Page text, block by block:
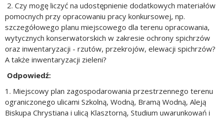
2. Czy mogę liczyć na udostępnienie dodatkowych materiałów
pomocnych przy opracowaniu pracy konkursowej, np.
szczegółowego planu miejscowego dla terenu opracowania,
wytycznych konserwatorskich w zakresie ochrony spichrzów
oraz inwentaryzacji - rzutów, przekrojów, elewacji spichrzów?
A także inwentaryzacji zieleni?
Odpowiedź:
1. Miejscowy plan zagospodarowania przestrzennego terenu
ograniczonego ulicami Szkolną, Wodną, Bramą Wodną, Aleją
Biskupa Chrystiana i ulicą Klasztorną, Studium uwarunkowań i